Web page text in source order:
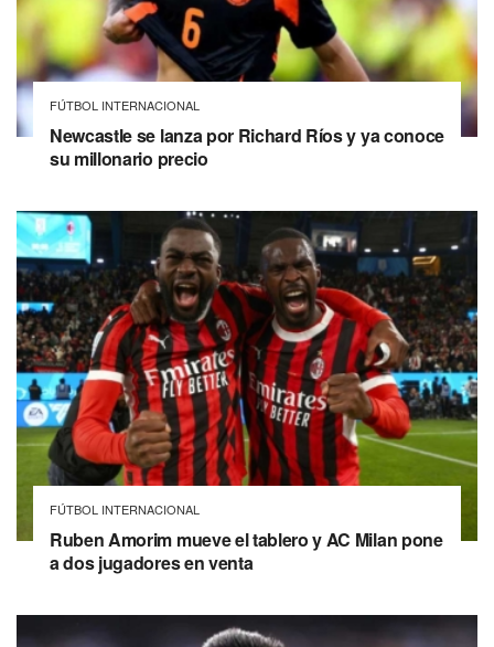
FÚTBOL INTERNACIONAL
Newcastle se lanza por Richard Ríos y ya conoce
su millonario precio
FÚTBOL INTERNACIONAL
Ruben Amorim mueve el tablero y AC Milan pone
a dos jugadores en venta